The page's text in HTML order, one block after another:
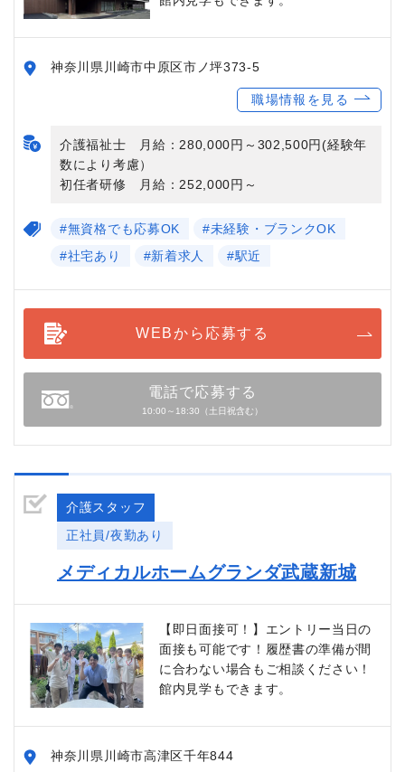
神奈川県川崎市中原区市ノ坪373-5
職場情報を見る
介護福祉士 月給：280,000円～302,500円(経験年
数により考慮）
初任者研修 月給：252,000円～
#無資格でも応募OK
#未経験・ブランクOK
#社宅あり
#新着求人 #駅近
WEBから応募する
電話で応募する
10:00～18:30（土日祝含む）
介護スタッフ
正社員/夜勤あり
メディカルホームグランダ武蔵新城
【即日面接可！】エントリー当日の
面接も可能です！履歴書の準備が間
に合わない場合もご相談ください！
館内見学もできます。
神奈川県川崎市高津区千年844